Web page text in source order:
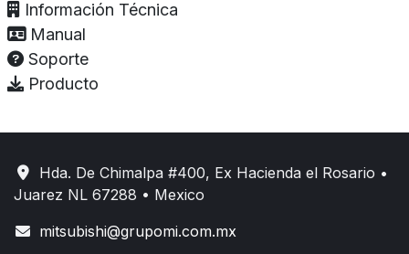
Información Técnica
Manual
Soporte
Producto
Hda. De Chimalpa #400, Ex Hacienda el Rosario •
Juarez NL 67288 • Mexico
mitsubishi@grupomi.com.mx